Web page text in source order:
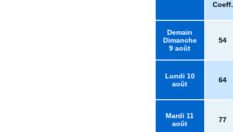
Coeff.
Demain
Dimanche
9 août
54
Lundi 10
août
64
Mardi 11
août
77